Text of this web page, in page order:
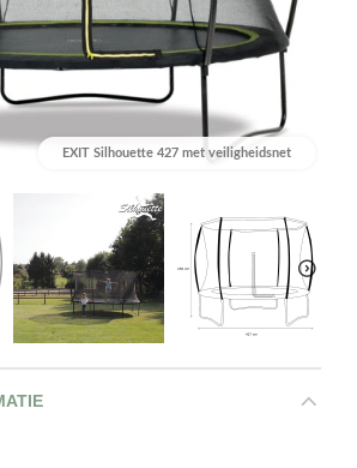
EXIT Silhouette 427 met veiligheidsnet